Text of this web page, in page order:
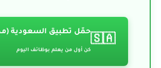
🇸🇦
حمّل تطبيق السعودية
كن أول من يعلم بوظائف اليوم